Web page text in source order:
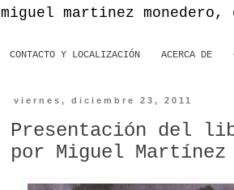
miguel martinez
CONTACTO Y LOCALIZACIÓN ACERCA DE
viernes, diciembre 23, 2011
Presentación del
por Miguel Martínez